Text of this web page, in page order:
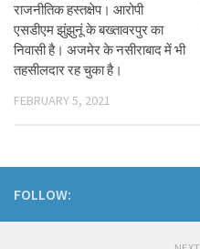
राजनीतिक हस्तक्षेप। आरोपी
एसडीएम झुंझुनूं के बख्तावरपुर का
निवासी है। अजमेर के नसीराबाद में भी
तहसीलदार रह चुका है।
FEBRUARY 5, 2021
FOLLOW: